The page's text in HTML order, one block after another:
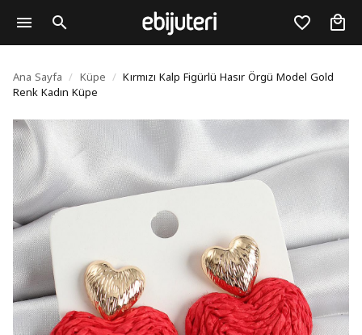
Kırmızı Kalp Figürlü
Ana Sayfa / Küpe / Kırmızı Kalp Figürlü Hasır Örgü Model Gold
Renk Kadın Küpe